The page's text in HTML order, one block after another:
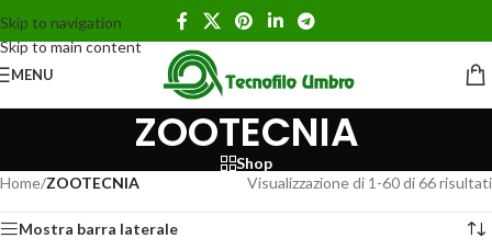
Skip to navigation
Skip to main content
MENU
ZOOTECNIA
Shop
Home/ZOOTECNIA Visualizzazione di 1-60 di 66 risultati
Mostra barra laterale